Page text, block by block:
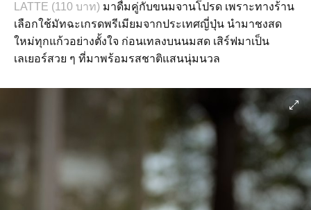
LATTE (110 บาท) มาดื่มคู่กับขนมจานโปรด เพราะทางร้าน
เลือกใช้มัทฉะเกรดพรีเมียมจากประเทศญี่ปุ่น นำมาชงสด
ใหม่ทุกแก้วอย่างตั้งใจ ก่อนเทลงบนนมสด เสิร์ฟมาเป็น
เลเยอร์สวย ๆ ที่มาพร้อมรสชาติแสนนุ่มนวล